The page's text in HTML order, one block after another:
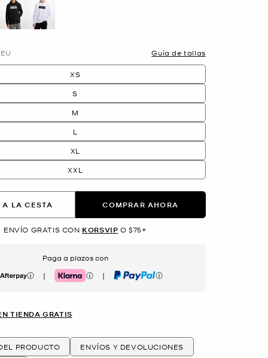
EU Guía de tallas
XS
S
M
L
XL
XXL
LA CESTA COMPRAR AHORA
ENVÍO GRATIS CON KORSVIP O $75+
Paga a plazos con
| Klarna | PayPal
TIENDA GRATIS
PRODUCTO ENVÍOS Y DEVOLUCIONES